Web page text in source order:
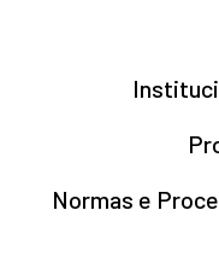
Normas e